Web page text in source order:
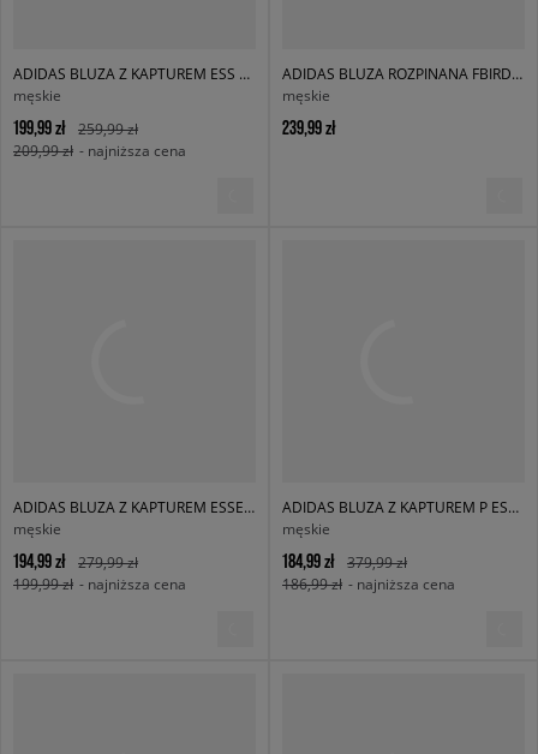
ADIDAS BLUZA Z KAPTUREM ESS HOODIE FT
męskie
199,99 zł
259,99 zł
209,99 zł - najniższa cena
ADIDAS BLUZA ROZPINANA FBIRD TT
męskie
239,99 zł
ADIDAS BLUZA Z KAPTUREM ESSENTIAL HOODY
męskie
194,99 zł
279,99 zł
199,99 zł - najniższa cena
ADIDAS BLUZA Z KAPTUREM P ESS HD
męskie
184,99 zł
379,99 zł
186,99 zł - najniższa cena